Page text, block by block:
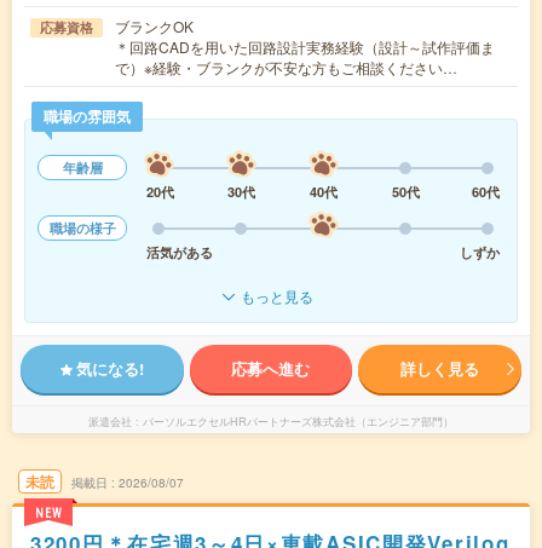
応募資格
ブランクOK
＊回路CADを用いた回路設計実務経験（設計～試作評価ま
で）※経験・ブランクが不安な方もご相談ください…
職場の雰囲気
年齢層
20代
30代 40代 50代
60代
職場の様子
活気がある
しずか
もっと見る
気になる! 応募へ進む 詳しく見る
派遣会社 パーソルエクセルHRパートナーズ株式会社（エンジニア部門）
未読
NEW
掲載日 2026/08/07